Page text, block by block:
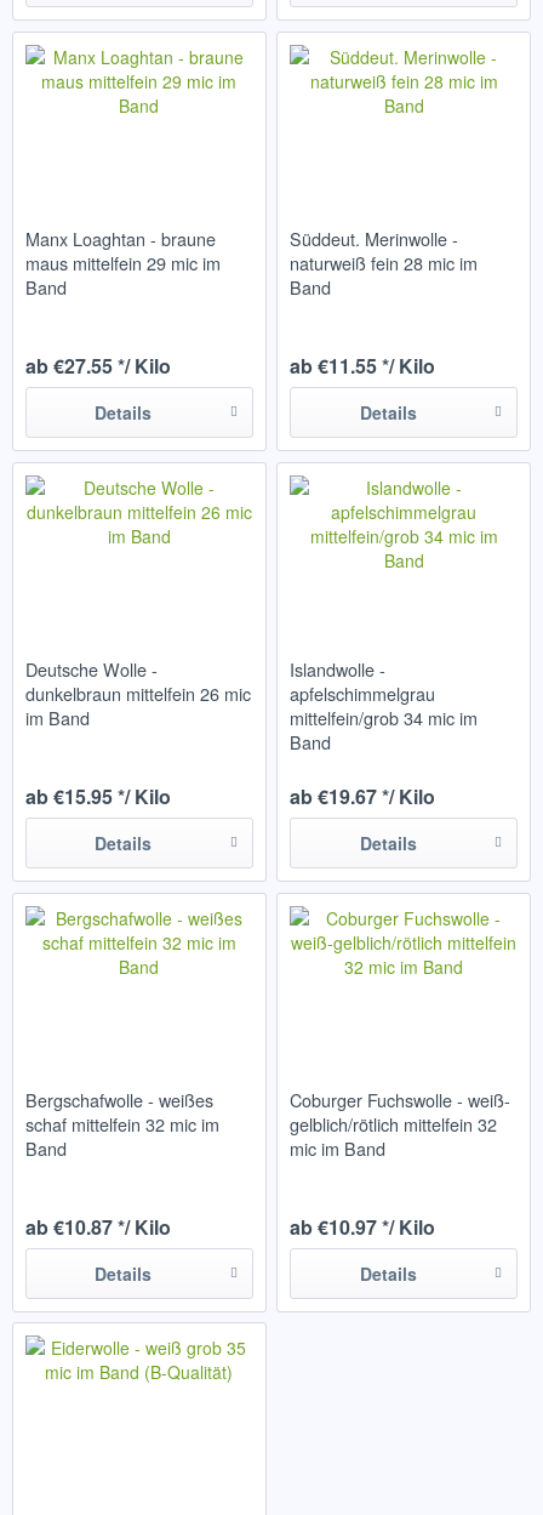
Manx Loaghtan - braune
maus mittelfein 29 mic im
Band
ab €27.55 */ Kilo
Details
Süddeut. Merinwolle -
naturweiß fein 28 mic im
Band
ab €11.55 */ Kilo
Details
Deutsche Wolle -
dunkelbraun mittelfein 26 mic
im Band
ab €15.95 */ Kilo
Details
Islandwolle -
apfelschimmelgrau
mittelfein/grob 34 mic im
Band
ab €19.67 */ Kilo
Details
Bergschafwolle - weißes
schaf mittelfein 32 mic im
Band
ab €10.87 */ Kilo
Details
Coburger Fuchswolle - weiß-
gelblich/rötlich mittelfein 32
mic im Band
ab €10.97 */ Kilo
Details